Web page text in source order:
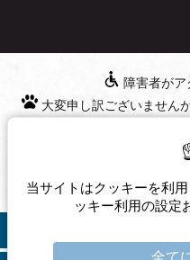
障害者が
大変申し訳ございません
当サイトはクッキーを利
ッキー利用の設定
全て